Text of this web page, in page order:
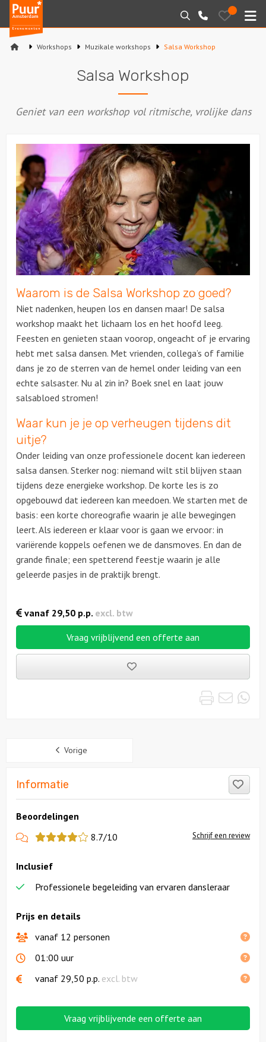
Puur*
Amsterdam
bedrijfsuitjes
Zoeken
020-
6260016
Bewaarde
uitjes
Varen
Sport en spel
Workshops
Rondleidingen
Locaties
Feesten
Over ons
Workshops Muzikale workshops Salsa Workshop
Salsa Workshop
Geniet van een workshop vol ritmische, vrolijke dans
Waarom is de Salsa Workshop zo goed?
Niet nadenken, heupen los en dansen maar! De salsa
workshop maakt het lichaam los en het hoofd leeg.
Feesten en genieten staan voorop, ongeacht of je ervaring
hebt met salsa dansen. Met vrienden, collega’s of familie
dans je zo de sterren van de hemel onder leiding van een
echte salsaster. Nu al zin in? Boek snel en laat jouw
salsabloed stromen!
Waar kun je je op verheugen tijdens dit
uitje?
Onder leiding van onze professionele docent kan iedereen
salsa dansen. Sterker nog: niemand wilt stil blijven staan
tijdens deze energieke workshop. De korte les is zo
opgebouwd dat iedereen kan meedoen. We starten met de
basis: een korte choreografie waarin je alle bewegingen
leert. Als iedereen er klaar voor is gaan we ervoor: in
variërende koppels oefenen we de dansmoves. En dan de
grande finale; een spetterend feestje waarin je alle
geleerde pasjes in de praktijk brengt.
Vraag vrijblijvend een offerte aan
uitjes
vanaf 29,50 p.p. excl. btw
Print
Vorige
Informatie
Beoordelingen
View
reviews
8.7/10 Schrijf een review
Prijs en details
vanaf 12 personen
01:00 uur
vanaf 29,50 p.p. excl. btw
Inclusief
Professionele begeleiding van ervaren dansleraar
Vraag vrijblijvende een offerte aan